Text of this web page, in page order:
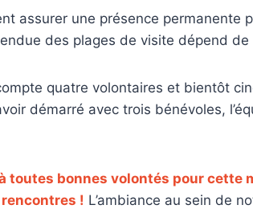
assurer une présence permanente
des plages de visite dépend
quatre volontaires et bientôt
démarré avec trois bénévoles,
toutes bonnes volontés pour cette
! L’ambiance au sein de